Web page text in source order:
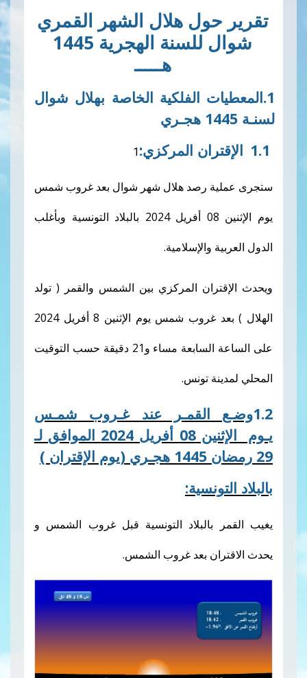
هلال الشهر القمري
شوال للسنة الهجرية 1445
الفلكية الخاصة بهلال شوال
المركزي:
رصد هلال شهر شوال بعد غروب شمس
يوم الإثنين 08 أفريل 2024 بالبلاد التونسية وبأغلب
والإسلامية.
المركزي بين الشمس والقمر ( تولد
الهلال ) بعد غروب شمس يوم الإثنين 8 أفريل 2024
على الساعة السابعة مساء و21 دقيقة حسب التوقيت
تونس.
القمـر عند غـروب شمـس
لـ
1445 هجـري
(يوم الإقتران )
بالبلاد التونسية قبل غروب الشمس و
بعد غروب الشمس.